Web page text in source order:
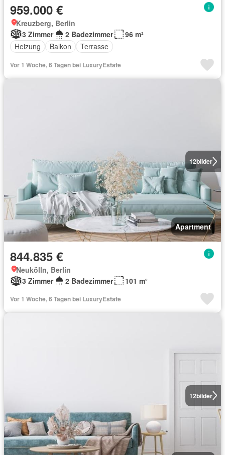
959.000 €
Kreuzberg, Berlin
3 Zimmer
2 Badezimmer
96 m²
Heizung
Balkon Terrasse
Vor 1 Woche, 6 Tagen bei LuxuryEstate
12bilder
Apartment
844.835 €
Neukölln, Berlin
3 Zimmer
2 Badezimmer 101 m²
Vor 1 Woche, 6 Tagen bei LuxuryEstate
12bilder